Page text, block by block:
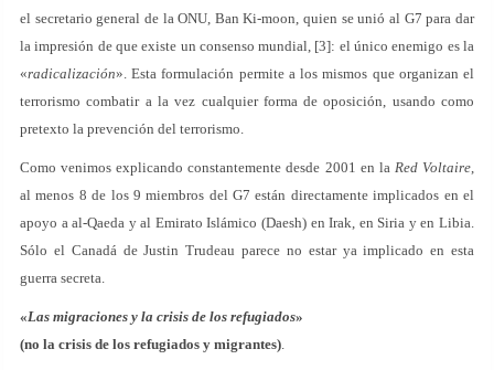
el secretario general de la ONU, Ban Ki-moon, quien se unió al G7 para dar
la impresión de que existe un consenso mundial, [3]: el único enemigo es la
«radicalización». Esta formulación permite a los mismos que organizan el
terrorismo combatir a la vez cualquier forma de oposición, usando como
pretexto la prevención del terrorismo.
Como venimos explicando constantemente desde 2001 en la Red Voltaire,
al menos 8 de los 9 miembros del G7 están directamente implicados en el
apoyo a al-Qaeda y al Emirato Islámico (Daesh) en Irak, en Siria y en Libia.
Sólo el Canadá de Justin Trudeau parece no estar ya implicado en esta
guerra secreta.
«Las migraciones y la crisis de los refugiados»
(no la crisis de los refugiados y migrantes).